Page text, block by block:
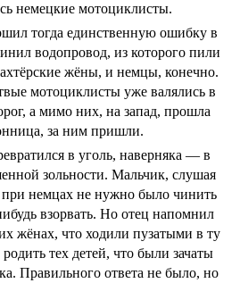
немецкие мотоциклисты.
тогда единственную ошибку в
водопровод, из которого пили
жёны, и немцы, конечно.
мотоциклисты уже валялись в
а мимо них, на запад, прошла
за ним пришли.
в уголь, наверняка — в
зольности. Мальчик, слушая
при немцах не нужно было чинить
взорвать. Но отец напомнил
жёнах, что ходили пузатыми в ту
тех детей, что были зачаты
Правильного ответа не было, но